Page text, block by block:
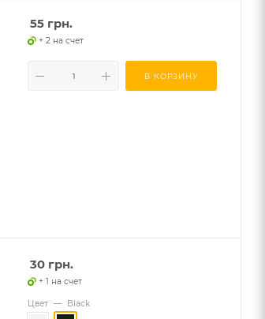
55 грн.
+ 2 на счет
В КОРЗИНУ
30 грн.
+ 1 на счет
Цвет — Black